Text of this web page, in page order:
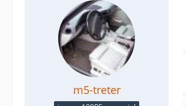
m5-treter